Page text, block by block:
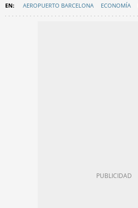
AEROPUERTO BARCELONA ECONOMÍA